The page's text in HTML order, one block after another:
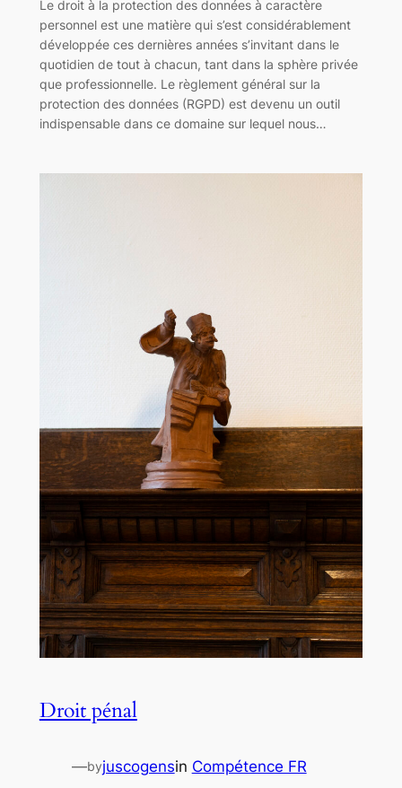
Le droit à la protection des données à caractère
personnel est une matière qui s’est considérablement
développée ces dernières années s’invitant dans le
quotidien de tout à chacun, tant dans la sphère privée
que professionnelle. Le règlement général sur la
protection des données (RGPD) est devenu un outil
indispensable dans ce domaine sur lequel nous…
Droit pénal
—byjuscogensin Compétence FR